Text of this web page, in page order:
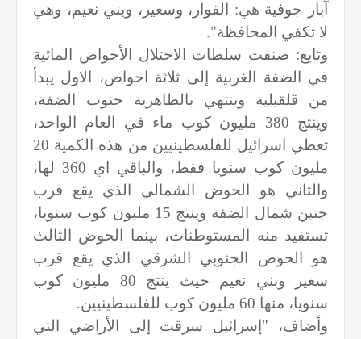
آبار جوفية هي: الفوار، وسعير، وبني نعيم، وهي
لا تكفي المحافظة".
وتابع: صنفت سلطات الاحتلال الأحواض المائية
في الضفة الغربية إلى ثلاثة احواض، الاول يبدأ
من قلقيلية وينتهي بالظاهرية جنوب الضفة،
وينتج 380 مليون كوب ماء في العام الواحد،
تعطي اسرائيل للفلسطينيين من هذه الكمية 20
مليون كوب سنويا فقط، والباقي اي 360 لها،
والثاني هو الحوض الشمالي الذي يقع قرب
جنين شمال الضفة وينتج 15 مليون كوب سنويا،
تستفيد منه المستوطنات، بينما الحوض الثالث
هو الحوض الجنوبي الشرقي الذي يقع قرب
سعير وبني نعيم حيث ينتج 80 مليون كوب
سنويا، منها 60 مليون كوب للفلسطينيين.
وأضاف، "إسرائيل سرقت إلى الأراضي التي